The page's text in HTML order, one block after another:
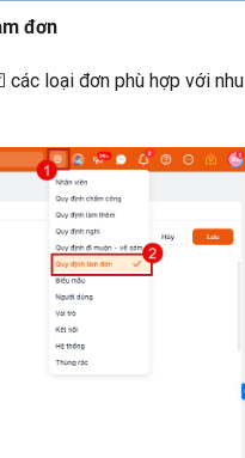
đơn
các loại đơn phù hợp với nhu